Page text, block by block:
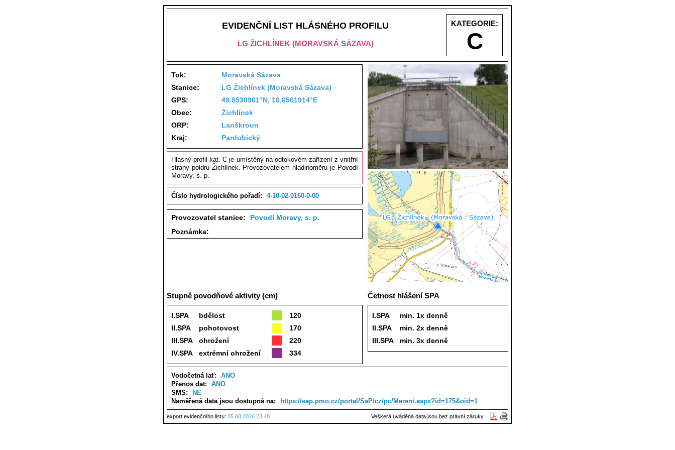
KATEGORIE:
C
EVIDENČNÍ LIST HLÁSNÉHO PROFILU
LG ŽICHLÍNEK (MORAVSKÁ SÁZAVA)
Tok:
Moravská Sázava
Stanice:
LG Žichlínek (Moravská Sázava)
GPS:
49.8530961°N, 16.6561914°E
Obec:
Žichlínek
ORP:
Lanškroun
Kraj:
Pardubický
Hlásný profil kat. C je umístěný na odtokovém zařízení z vnitřní
strany poldru Žichlínek. Provozovatelem hladinoměru je Povodí
Moravy, s. p.
Číslo hydrologického pořadí: 4-10-02-0160-0-00
Provozovatel stanice:
Povodí Moravy, s. p.
Poznámka:
Stupně povodňové aktivity (cm)
I.SPA bdělost
120
II.SPA
pohotovost
170
III.SPA
ohrožení
220
IV.SPA
extrémní ohrožení 334
Četnost hlášení SPA
I.SPA
min. 1x denně
II.SPA
min. 2x denně
III.SPA
min. 3x denně
Vodočetná lať:
ANO
Přenos dat:
ANO
SMS:
NE
Naměřená data jsou dostupná na:
https://sap.pmo.cz/portal/SaP/cz/pc/Mereni.aspx?id=175&oid=1
export evidenčního listu: 05.08.2026 23:48 Veškerá uváděná data jsou bez právní záruky.